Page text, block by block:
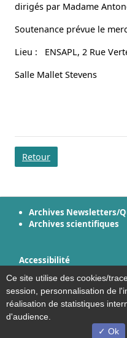
dirigés par Madame
Soutenance prévue le
Lieu : ENSAPL, 2 Rue
Salle Mallet Stevens
Retour
Archives Newsletters/
Archives scientifiques
Accessibilité
Mentions légales
Plan et contact
©
Ce site utilise des cookies/
session, personnalisation de
réalisation de statistiques
d'audience.
Ok